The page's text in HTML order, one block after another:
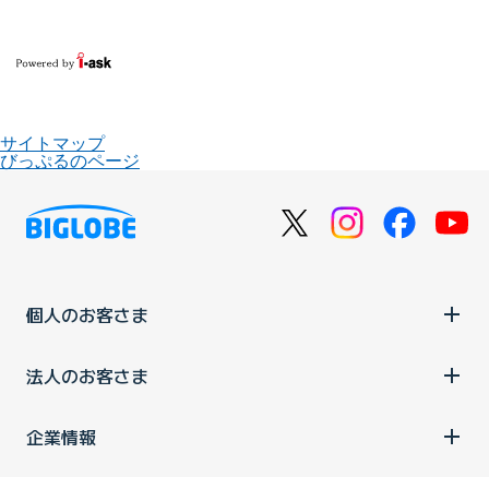
サイトマップ
びっぷるのページ
個人のお客さま
法人のお客さま
企業情報